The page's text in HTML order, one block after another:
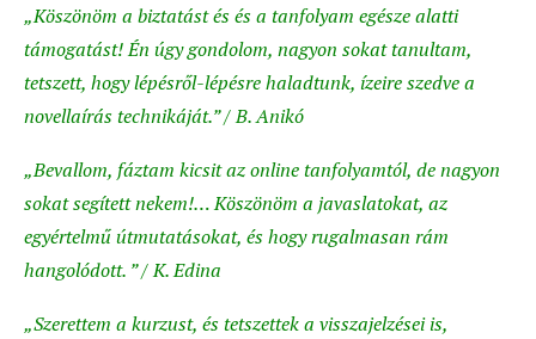
„Köszönöm a biztatást és és a tanfolyam egésze alatti
támogatást! Én úgy gondolom, nagyon sokat tanultam,
tetszett, hogy lépésről-lépésre haladtunk, ízeire szedve a
novellaírás technikáját.” / B. Anikó
„Bevallom, fáztam kicsit az online tanfolyamtól, de nagyon
sokat segített nekem!… Köszönöm a javaslatokat, az
egyértelmű útmutatásokat, és hogy rugalmasan rám
hangolódott. ” / K. Edina
„Szerettem a kurzust, és tetszettek a visszajelzései is,